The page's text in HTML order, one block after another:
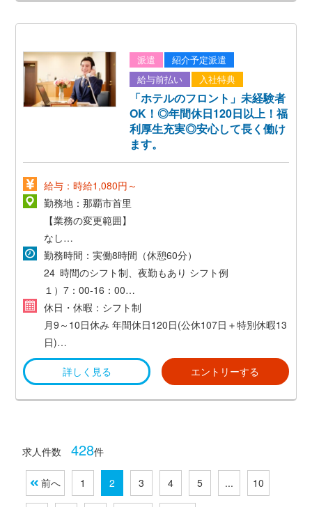
派遣
紹介予定派遣
給与前払い
入社特典
「ホテルのフロント」未経験者
OK！◎年間休日120日以上！福
利厚生充実◎安心して長く働け
ます。
給与：時給1,080円～
勤務地：那覇市首里
【業務の変更範囲】
なし
【勤務地の変更範囲】
あり
※国内他プロパティに異動する可能性あり
受動喫煙：対策済み（屋内禁煙）
勤務時間：実働8時間（休憩60分）
24 時間のシフト制、夜勤もあり シフト例
１）7：00-16：00
２）15：00-24：00
３）23：30-8：30
休日・休暇：シフト制
月9～10日休み 年間休日120日(公休107日＋特別休暇13
日)
年次有給休暇((法定通り付与)
各種特別休暇
・育児時短勤務
・傷病休暇
・介護休暇 等
詳しく見る エントリーする
求人件数 428件
前へ 1 2 3 4 5 ... 10